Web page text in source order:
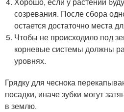
созревания. После сбора
остается достаточно места
Чтобы не происходило под
корневые системы должны
уровнях.
Грядку для чеснока
посадки, иначе зубки могут
в землю.